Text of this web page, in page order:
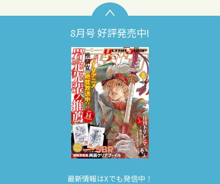
8月号 好評発売中!
最新情報はXでも発信中！